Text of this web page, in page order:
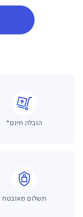
הובלה חינם*
תשלום מאובטח